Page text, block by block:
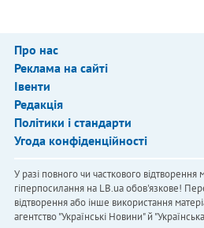
Про нас
Реклама на сайті
Івенти
Редакція
Політики і стандарти
Угода конфіденційності
У разі повного чи часткового відтворення
гіперпосилання на LB.ua обов'язкове!
відтворення або інше використання
агентство "Українськi Новини" й